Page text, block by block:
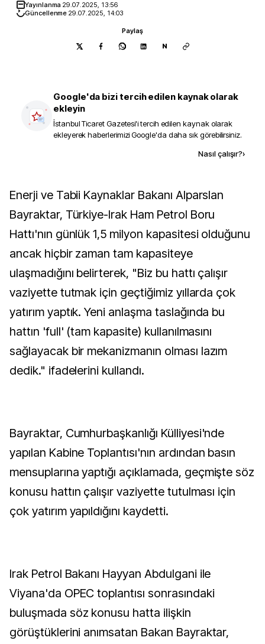
Yayınlanma 29.07.2025, 13:56
Güncellenme 29.07.2025, 14:03
Paylaş
N
Google'da bizi tercih edilen kaynak olarak
ekleyin
İstanbul Ticaret Gazetesi'i tercih edilen kaynak olarak
ekleyerek haberlerimizi Google'da daha sık görebilirsiniz.
Nasıl çalışır?›
Enerji ve Tabii Kaynaklar Bakanı Alparslan
Bayraktar, Türkiye-Irak Ham Petrol Boru
Hattı'nın günlük 1,5 milyon kapasitesi olduğunu
ancak hiçbir zaman tam kapasiteye
ulaşmadığını belirterek, "Biz bu hattı çalışır
vaziyette tutmak için geçtiğimiz yıllarda çok
yatırım yaptık. Yeni anlaşma taslağında bu
hattın 'full' (tam kapasite) kullanılmasını
sağlayacak bir mekanizmanın olması lazım
dedik." ifadelerini kullandı.
Bayraktar, Cumhurbaşkanlığı Külliyesi'nde
yapılan Kabine Toplantısı'nın ardından basın
mensuplarına yaptığı açıklamada, geçmişte söz
konusu hattın çalışır vaziyette tutulması için
çok yatırım yapıldığını kaydetti.
Irak Petrol Bakanı Hayyan Abdulgani ile
Viyana'da OPEC toplantısı sonrasındaki
buluşmada söz konusu hatta ilişkin
görüştüklerini anımsatan Bakan Bayraktar,